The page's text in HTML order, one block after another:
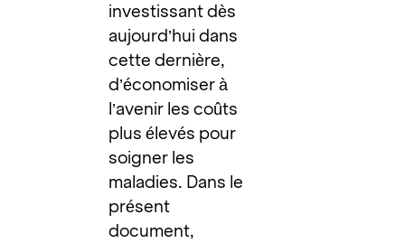
investissant dès
aujourd’hui dans
cette dernière,
d’économiser à
l’avenir les coûts
plus élevés pour
soigner les
maladies. Dans le
présent
document,